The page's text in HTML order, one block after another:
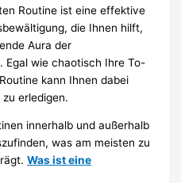
Routine ist eine effektive
die Ihnen hilft,
Aura der
Egal wie chaotisch Ihre To-
kann Ihnen dabei
erledigen.
innerhalb und außerhalb
was am meisten zu
Was ist eine